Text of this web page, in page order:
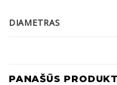
DIAMETRAS
PANAŠŪS